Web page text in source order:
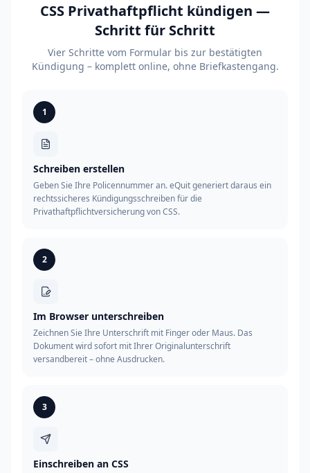
CSS Privathaftpflicht kündigen —
Schritt für Schritt
Vier Schritte vom Formular bis zur bestätigten
Kündigung – komplett online, ohne Briefkastengang.
1
Schreiben erstellen
Geben Sie Ihre Policennummer an. eQuit generiert daraus ein
rechtssicheres Kündigungsschreiben für die
Privathaftpflichtversicherung von CSS.
2
Im Browser unterschreiben
Zeichnen Sie Ihre Unterschrift mit Finger oder Maus. Das
Dokument wird sofort mit Ihrer Originalunterschrift
versandbereit – ohne Ausdrucken.
3
Einschreiben an CSS